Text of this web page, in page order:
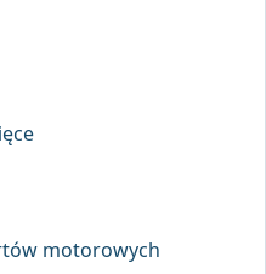
motorowych